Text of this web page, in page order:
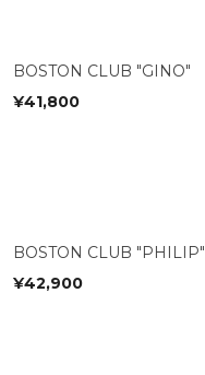
BOSTON CLUB "GINO"
¥41,800
BOSTON CLUB "PHILIP"
¥42,900